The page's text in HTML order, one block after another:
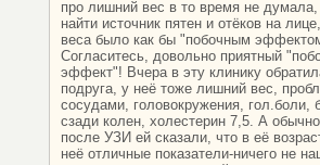
про лишний вес в то время не
найти источник пятен и отёков на
веса было как бы "побочным
Согласитесь, довольно приятный
эффект"! Вчера в эту клинику
подруга, у неё тоже лишний вес,
сосудами, головокружения, гол.боли,
сзади колен, холестерин 7,5. А
после УЗИ ей сказали, что в её
неё отличные показатели-ничего не